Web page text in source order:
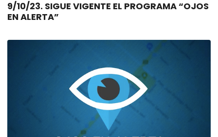
9/10/23. SIGUE VIGENTE EL PROGRAMA “OJOS
EN ALERTA”